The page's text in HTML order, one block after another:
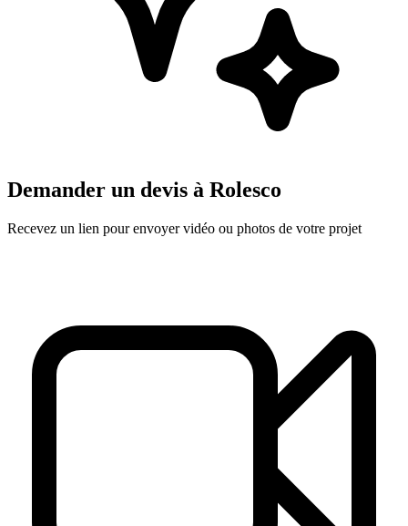
Demander un devis à Rolesco
Recevez un lien pour envoyer vidéo ou photos de votre projet